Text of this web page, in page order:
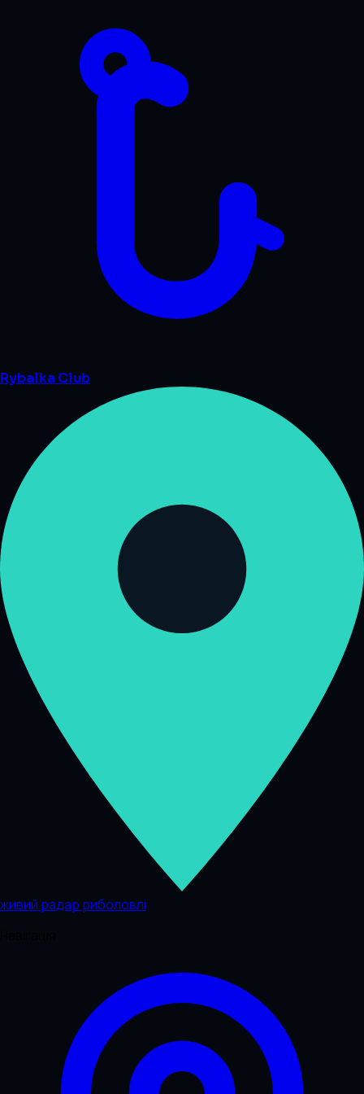
Rybalka Club
живий радар риболовлі